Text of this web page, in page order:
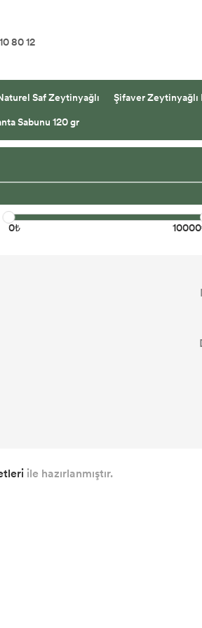
80 12
Saf Zeytinyağlı
Şifaver Zeytinyağlı
Sabunu 120 gr
0₺
ile hazırlanmıştır.